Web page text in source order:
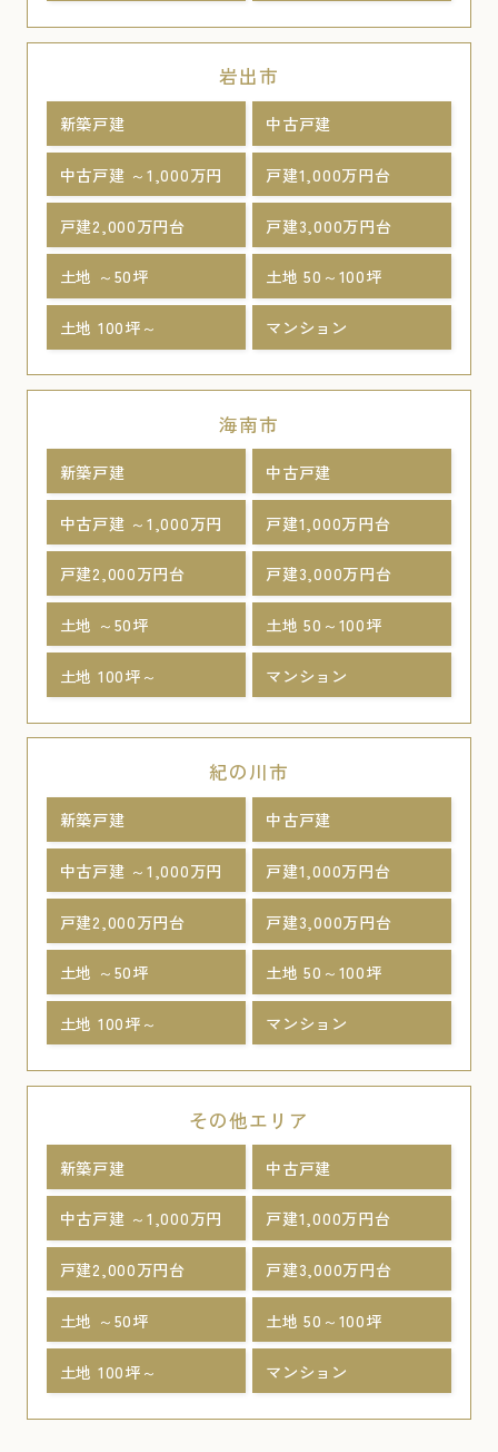
岩出市
新築戸建 中古戸建
中古戸建 ～1,000万円 戸建1,000万円台
戸建2,000万円台 戸建3,000万円台
土地 ～50坪 土地 50～100坪
土地 100坪～ マンション
海南市
新築戸建 中古戸建
中古戸建 ～1,000万円 戸建1,000万円台
戸建2,000万円台 戸建3,000万円台
土地 ～50坪 土地 50～100坪
土地 100坪～ マンション
紀の川市
新築戸建 中古戸建
中古戸建 ～1,000万円 戸建1,000万円台
戸建2,000万円台 戸建3,000万円台
土地 ～50坪 土地 50～100坪
土地 100坪～ マンション
その他エリア
新築戸建 中古戸建
中古戸建 ～1,000万円 戸建1,000万円台
戸建2,000万円台 戸建3,000万円台
土地 ～50坪 土地 50～100坪
土地 100坪～ マンション